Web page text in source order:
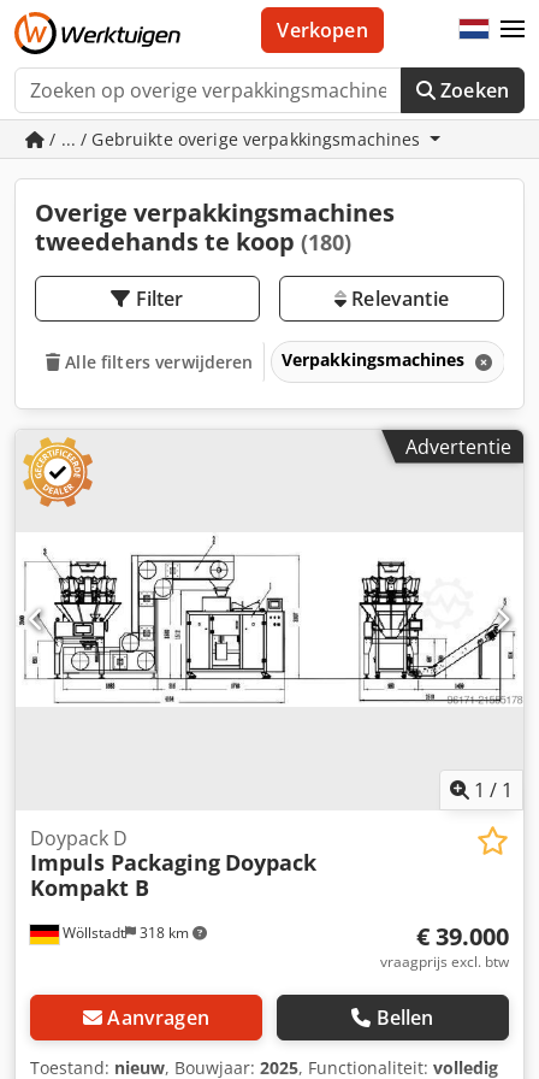
Zoeken
Verkopen
/ ... / Gebruikte overige verpakkingsmachines
Overige verpakkingsmachines
tweedehands te koop (180)
Filter Relevantie
Alle filters verwijderen Verpakkingsmachines
Advertentie
1 / 1
Wöllstadt 318 km
Doypack D
Impuls Packaging Doypack
Kompakt B
€ 39.000
vraagprijs excl. btw
Aanvragen Bellen
Toestand: nieuw, Bouwjaar: 2025, Functionaliteit: volledig